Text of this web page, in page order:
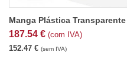
Manga Plástica Transparente
187.54 € (com IVA)
152.47 € (sem IVA)